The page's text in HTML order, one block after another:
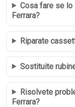
Cosa fare se lo
Ferrara?
Riparate
Sostituite
Risolvete
Ferrara?